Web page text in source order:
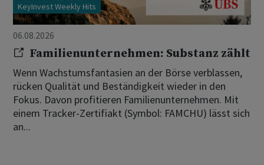
KeyInvest Weekly Hits
06.08.2026
Familienunternehmen: Substanz zählt
Wenn Wachstumsfantasien an der Börse verblassen,
rücken Qualität und Beständigkeit wieder in den
Fokus. Davon profitieren Familienunternehmen. Mit
einem Tracker-Zertifiakt (Symbol: FAMCHU) lässt sich
an...